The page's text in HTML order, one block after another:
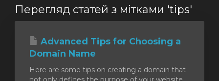
Перегляд статей з мітками 'tips'
Advanced Tips for Choosing a
Domain Name
Here are some tips on creating a domain that